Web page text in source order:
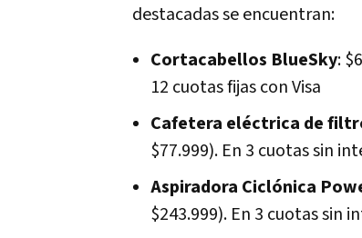
destacadas se encuentran:
Cortacabellos BlueSky:
12 cuotas fijas con Visa
Cafetera eléctrica de
$77.999). En 3 cuotas sin
Aspiradora Ciclónica
$243.999). En 3 cuotas sin